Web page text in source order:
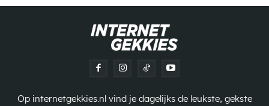
Op internetgekkies.nl vind je dagelijks de leukste, gekste